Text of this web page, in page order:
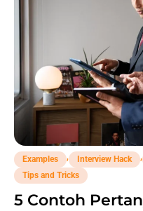
Examples , Interview Hack ,
Tips and Tricks
5 Contoh